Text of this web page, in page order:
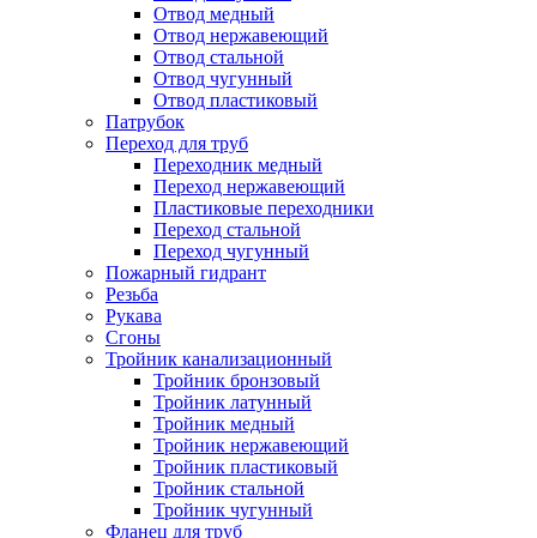
Отвод медный
Отвод нержавеющий
Отвод стальной
Отвод чугунный
Отвод пластиковый
Патрубок
Переход для труб
Переходник медный
Переход нержавеющий
Пластиковые переходники
Переход стальной
Переход чугунный
Пожарный гидрант
Резьба
Рукава
Сгоны
Тройник канализационный
Тройник бронзовый
Тройник латунный
Тройник медный
Тройник нержавеющий
Тройник пластиковый
Тройник стальной
Тройник чугунный
Фланец для труб